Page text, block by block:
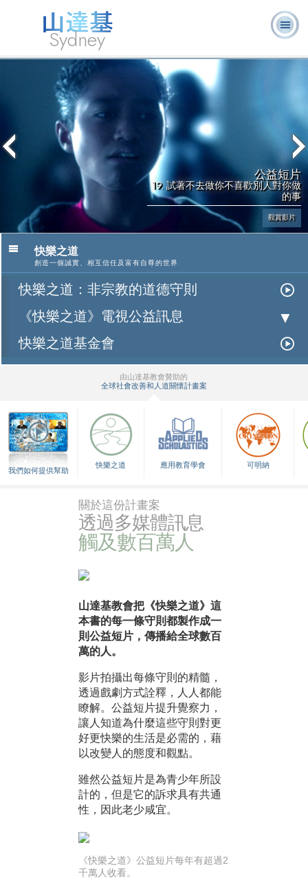
Sydney
L. 羅恩 賀
伯特
什麼是山達
師
公益短片
19. 試著不去做你不喜歡別人對你做
的事
觀賞影片
快樂之道
創造一個誠實、相互信任及富有自尊的世界
快樂之道：非宗教的道德守則
《快樂之道》電視公益訊息
快樂之道基金會
由山達基教會贊助的
全球社會改善和人道關懷計畫案
我們如何提供幫助
快樂之道 應用教育學會 可明納
關於這份計畫案
透過多媒體訊息
觸及數百萬人
山達基教會把《快樂之道》這
本書的每一條守則都製作成一
則公益短片，傳播給全球數百
萬的人。
影片拍攝出每條守則的精髓，
透過戲劇方式詮釋，人人都能
瞭解。公益短片提升覺察力，
讓人知道為什麼這些守則對更
好更快樂的生活是必需的，藉
以改變人的態度和觀點。
雖然公益短片是為青少年所設
計的，但是它的訴求具有共通
性，因此老少咸宜。
《快樂之道》公益短片每年有超過2
千萬人收看。